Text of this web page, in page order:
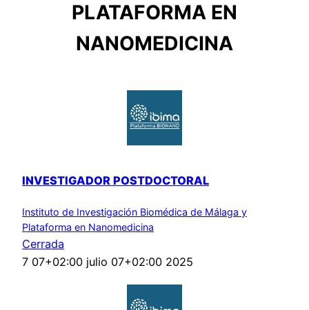
PLATAFORMA EN
NANOMEDICINA
INVESTIGADOR POSTDOCTORAL
Instituto de Investigación Biomédica de Málaga y
Plataforma en Nanomedicina
Cerrada
7 07+02:00 julio 07+02:00 2025